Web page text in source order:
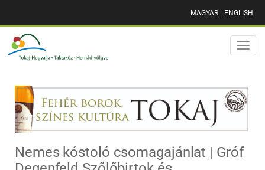
MAGYAR ENGLISH
Toggle
Nemes kóstoló csomagajánlat | Gróf